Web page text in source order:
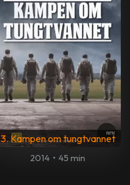
3. Kampen om tungtvannet
2014 • 45 min